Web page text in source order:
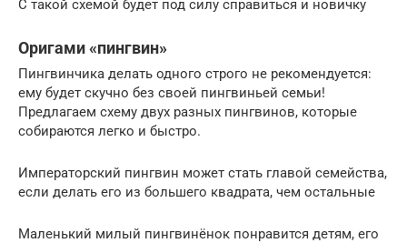
С такой схемой будет под силу справиться и новичку
Оригами «пингвин»
Пингвинчика делать одного строго не рекомендуется:
ему будет скучно без своей пингвиньей семьи!
Предлагаем схему двух разных пингвинов, которые
собираются легко и быстро.
Императорский пингвин может стать главой семейства,
если делать его из большего квадрата, чем остальные
Маленький милый пингвинёнок понравится детям, его